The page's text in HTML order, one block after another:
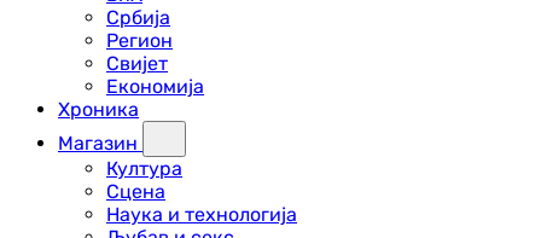
Србија
Регион
Свијет
Економија
Хроника
Магазин
Култура
Сцена
Наука и технологија